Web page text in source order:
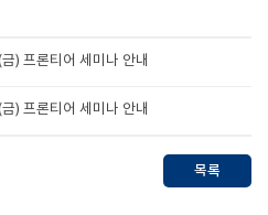
) 프론티어 세미나 안내
) 프론티어 세미나 안내
목록